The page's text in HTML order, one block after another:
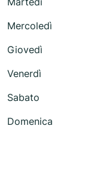
Mercoledì
Giovedì
Venerdì
Sabato
Domenica